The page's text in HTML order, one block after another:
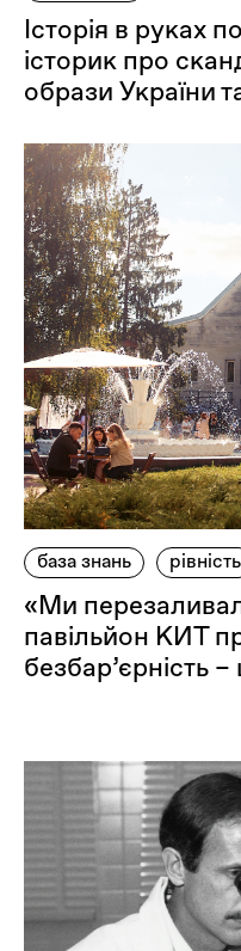
Історія в руках
історик про
образи України
база знань рівність
«Ми
павільйон КИТ
безбар’єрність